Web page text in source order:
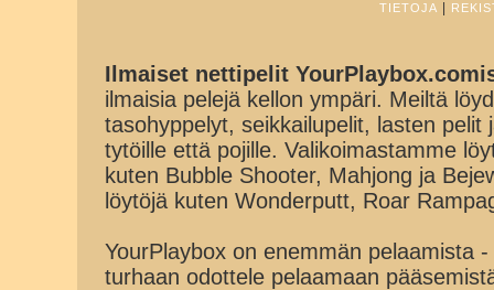
TIETOJA
Ilmaiset nettipelit
ilmaisia pelejä kellon ympäri. Meiltä
tasohyppelyt, seikkailupelit, lasten
tytöille että pojille. Valikoimastamme
kuten Bubble Shooter, Mahjong ja
löytöjä kuten Wonderputt, Roar
YourPlaybox on enemmän pelaamista
turhaan odottele pelaamaan